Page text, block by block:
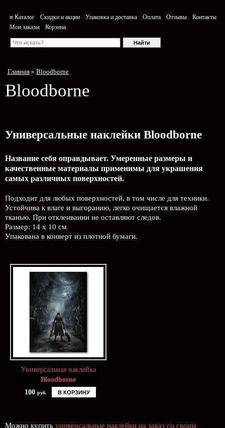
≡ Каталог Скидки и акции Упаковка и доставка Оплата Отзывы
Контакты
Мои заказы
Корзина
Главная » Bloodborne
Bloodborne
Универсальные наклейки Bloodborne
Название себя оправдывает. Умеренные размеры и
качественные материалы применимы для украшения
самых различных поверхностей.
Подходит для любых поверхностей, в том числе для техники.
Устойчива к влаге и выгоранию, легко очищается влажной
тканью. При отклеивании не оставляют следов.
Размер: 14 х 10 см
Упакована в конверт из плотной бумаги.
Универсальная наклейка
Bloodborne
100 руб. В КОРЗИНУ
Можно купить универсальные наклейки на заказ со своим